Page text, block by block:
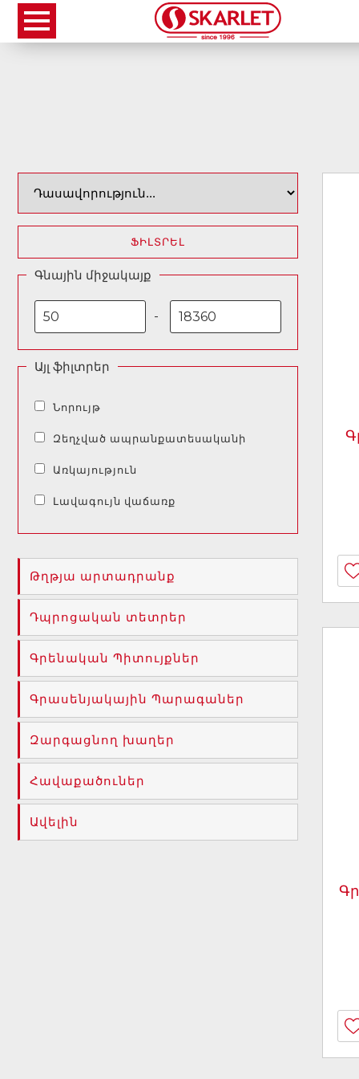
ՖԻԼՏՐԵԼ
Գնային միջակայք
-
Այլ ֆիլտրեր
Նորույթ
Զեղչված ապրանքատեսականի
Առկայություն
Լավագույն վաճառք
Թղթյա արտադրանք
Դպրոցական տետրեր
Գրենական Պիտույքներ
Գրասենյակային Պարագաներ
Զարգացնող խաղեր
Հավաքածուներ
Ավելին